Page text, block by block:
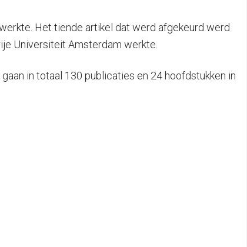
Het tiende artikel dat werd afgekeurd werd
Universiteit Amsterdam werkte.
in totaal 130 publicaties en 24 hoofdstukken in